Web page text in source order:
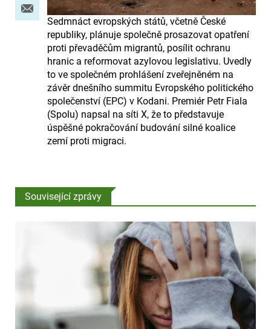
Sedmnáct evropských států, včetně České
republiky, plánuje společně prosazovat opatření
proti převaděčům migrantů, posílit ochranu
hranic a reformovat azylovou legislativu. Uvedly
to ve společném prohlášení zveřejněném na
závěr dnešního summitu Evropského politického
společenství (EPC) v Kodani. Premiér Petr Fiala
(Spolu) napsal na síti X, že to představuje
úspěšné pokračování budování silné koalice
zemí proti migraci.
Související zprávy